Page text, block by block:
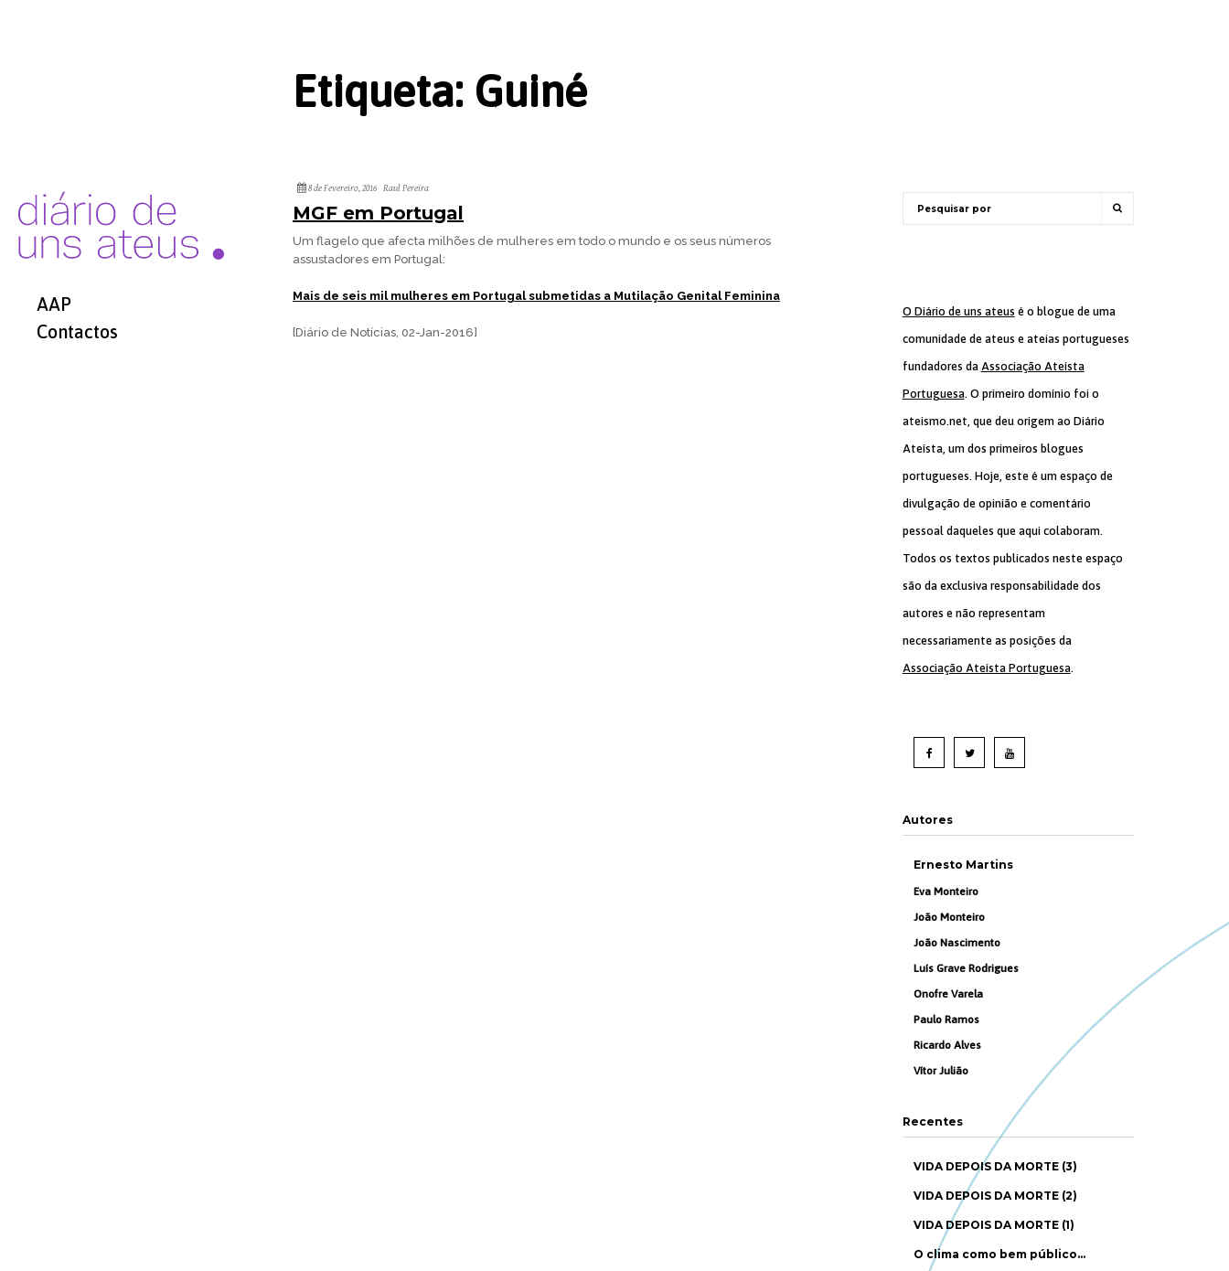
AAP
Contactos
Etiqueta: Guiné
8 de Fevereiro, 2016 Raul Pereira
MGF em Portugal
Um flagelo que afecta milhões de mulheres em todo o mundo e os seus números
assustadores em Portugal:
Mais de seis mil mulheres em Portugal submetidas a Mutilação Genital Feminina
[Diário de Notícias, 02-Jan-2016]
O Diário de uns ateus é o blogue de uma
comunidade de ateus e ateias portugueses
fundadores da Associação Ateísta
Portuguesa. O primeiro domínio foi o
ateismo.net, que deu origem ao Diário
Ateísta, um dos primeiros blogues
portugueses. Hoje, este é um espaço de
divulgação de opinião e comentário
pessoal daqueles que aqui colaboram.
Todos os textos publicados neste espaço
são da exclusiva responsabilidade dos
autores e não representam
necessariamente as posições da
Associação Ateísta Portuguesa.
Autores
Ernesto Martins
Eva Monteiro
João Monteiro
João Nascimento
Luís Grave Rodrigues
Onofre Varela
Paulo Ramos
Ricardo Alves
Vítor Julião
Recentes
VIDA DEPOIS DA MORTE (3)
VIDA DEPOIS DA MORTE (2)
VIDA DEPOIS DA MORTE (1)
O clima como bem público…